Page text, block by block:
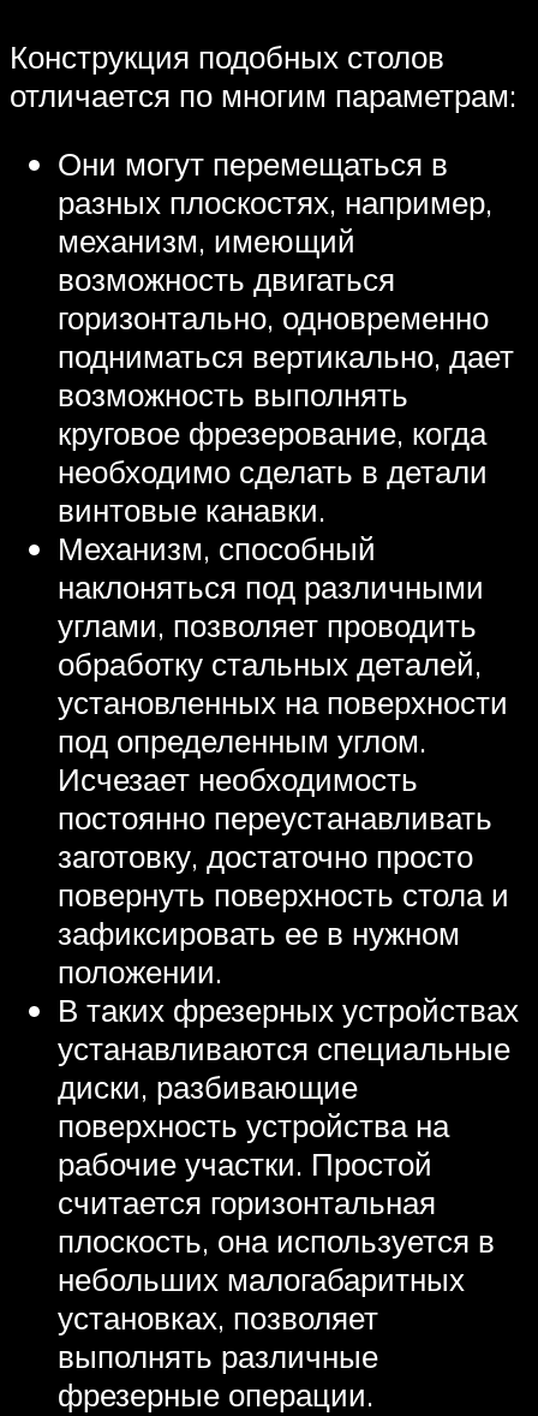
Конструкция подобных столов
отличается по многим параметрам:
Они могут перемещаться в
разных плоскостях, например,
механизм, имеющий
возможность двигаться
горизонтально, одновременно
подниматься вертикально, дает
возможность выполнять
круговое фрезерование, когда
необходимо сделать в детали
винтовые канавки.
Механизм, способный
наклоняться под различными
углами, позволяет проводить
обработку стальных деталей,
установленных на поверхности
под определенным углом.
Исчезает необходимость
постоянно переустанавливать
заготовку, достаточно просто
повернуть поверхность стола и
зафиксировать ее в нужном
положении.
В таких фрезерных устройствах
устанавливаются специальные
диски, разбивающие
поверхность устройства на
рабочие участки. Простой
считается горизонтальная
плоскость, она используется в
небольших малогабаритных
установках, позволяет
выполнять различные
фрезерные операции.